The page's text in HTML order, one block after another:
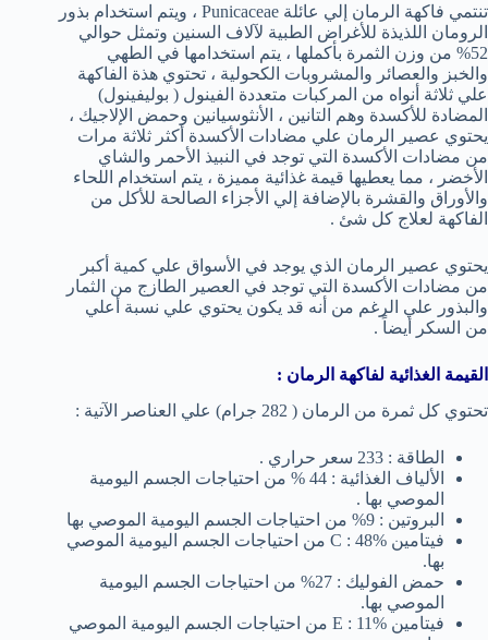
تنتمي فاكهة الرمان إلي عائلة Punicaceae ، ويتم استخدام بذور
الرومان اللذيذة للأغراض الطبية لآلاف السنين وتمثل حوالي
52% من وزن الثمرة بأكملها ، يتم استخدامها في الطهي
والخبز والعصائر والمشروبات الكحولية ، تحتوي هذة الفاكهة
علي ثلاثة أنواه من المركبات متعددة الفينول ( بوليفينول)
المضادة للأكسدة وهم التانين ، الأنثوسيانين وحمض الإلاجيك ،
يحتوي عصير الرمان علي مضادات الأكسدة أكثر ثلاثة مرات
من مضادات الأكسدة التي توجد في النبيذ الأحمر والشاي
الأخضر ، مما يعطيها قيمة غذائية مميزة ، يتم استخدام اللحاء
والأوراق والقشرة بالإضافة إلي الأجزاء الصالحة للأكل من
الفاكهة لعلاج كل شئ .
يحتوي عصير الرمان الذي يوجد في الأسواق علي كمية أكبر
من مضادات الأكسدة التي توجد في العصير الطازج من الثمار
والبذور علي الرغم من أنه قد يكون يحتوي علي نسبة أعلي
من السكر أيضاً .
القيمة الغذائية لفاكهة الرمان :
تحتوي كل ثمرة من الرمان ( 282 جرام) علي العناصر الآتية :
الطاقة : 233 سعر حراري .
الألياف الغذائية : 44 % من احتياجات الجسم اليومية
الموصي بها .
البروتين : 9% من احتياجات الجسم اليومية الموصي بها
فيتامين C : 48% من احتياجات الجسم اليومية الموصي
بها.
حمض الفوليك : 27% من احتياجات الجسم اليومية
الموصي بها.
فيتامين E : 11% من احتياجات الجسم اليومية الموصي